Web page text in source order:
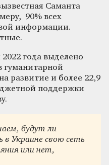
Саманта
90% всех
информации.
года выделено
гуманитарной
развитие и более 22,9
поддержки
будут ли
в Украине свою сеть
или нет,